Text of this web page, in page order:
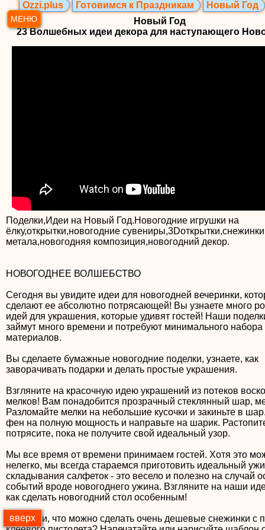
МЕНЮ
Ozzi.plus Готовимся к Праздникам
Новый Год
Новый Год
23 Волшебных идеи декора для наступающего
Поделки,Идеи на Новый Год.Новогодние игрушки на
ёлку,открытки,новогодние
метала,новогодняя композиция,новогодний декор.
НОВОГОДНЕЕ ВОЛШЕБСТВО
Сегодня вы увидите идеи для новогодней вечеринки,
сделают ее абсолютно потрясающей! Вы узнаете много
идей для украшения, которые удивят гостей! Наши
займут много времени и потребуют минимального набора
материалов.
Вы сделаете бумажные новогодние поделки, узнаете, как
заворачивать подарки и делать простые украшения.
Взгляните на красочную идею украшений из потеков
мелков! Вам понадобится прозрачный стеклянный шар,
Разломайте мелки на небольшие кусочки и закиньте в
фен на полную мощность и направьте на шарик.
потрясите, пока не получите свой идеальный узор.
Мы все время от времени принимаем гостей. Хотя это
нелегко, мы всегда стараемся приготовить идеальный
складывания салфеток - это весело и полезно на случай
событий вроде новогоднего ужина. Взгляните на наши
как сделать новогодний стол особенным!
Вы знали, что можно сделать очень дешевые снежинки с
вверх